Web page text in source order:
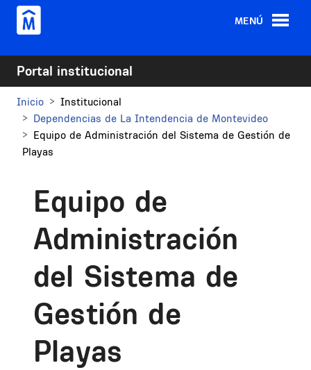
Pasar al contenido principal
MENÚ
Portal institucional
Inicio
Institucional
Dependencias de La Intendencia de Montevideo
Equipo de Administración del Sistema de Gestión de
Playas
Equipo de
Administración
del Sistema de
Gestión de
Playas